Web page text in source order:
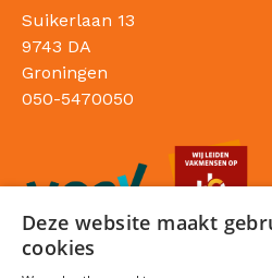
Suikerlaan 13
9743 DA
Groningen
050-5470050
Deze website maakt
cookies